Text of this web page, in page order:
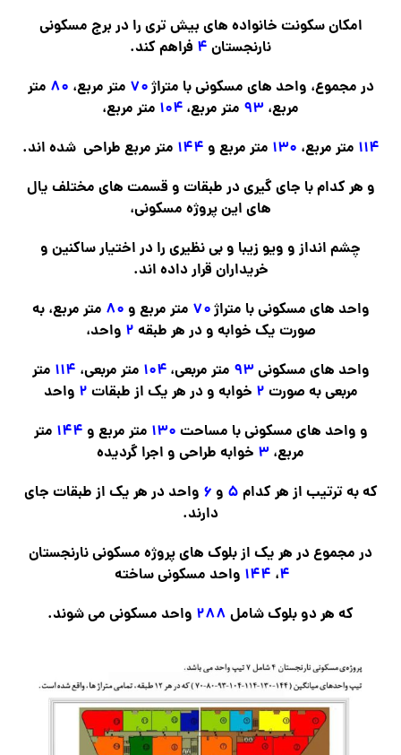
امکان سکونت خانواده های بیش تری را در برج مسکونی
نارنجستان ۴ فراهم کند.
در مجموع، واحد های مسکونی با متراژ۷۰ متر مربع، ۸۰ متر
مربع، ۹۳ متر مربع، ۱۰۴ متر مربع،
۱۱۴ متر مربع، ۱۳۰ متر مربع و ۱۴۴ متر مربع طراحی شده اند.
و هر کدام با جای گیری در طبقات و قسمت های مختلف یال
های این پروژه مسکونی،
چشم انداز و ویو زیبا و بی نظیری را در اختیار ساکنین و
خریداران قرار داده اند.
واحد های مسکونی با متراژ۷۰ متر مربع و ۸۰ متر مربع، به
صورت یک خوابه و در هر طبقه ۲ واحد،
واحد های مسکونی۹۳ متر مربعی،۱۰۴ متر مربعی، ۱۱۴ متر
مربعی به صورت ۲ خوابه و در هر یک از طبقات ۲ واحد
و واحد های مسکونی با مساحت ۱۳۰ متر مربع و ۱۴۴ متر
مربع،
خوابه طراحی و اجرا گردیده
که به ترتیب از هر کدام ۵ و ۶ واحد در هر یک از طبقات جای
دارند.
در مجموع در هر یک از بلوک های پروژه مسکونی نارنجستان
۴، ۱۴۴ واحد مسکونی ساخته
که هر دو بلوک شامل ۲۸۸ واحد مسکونی می شوند.